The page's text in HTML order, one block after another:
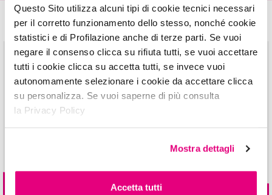
Questo Sito utilizza alcuni tipi di cookie tecnici necessari
per il corretto funzionamento dello stesso, nonché cookie
statistici e di Profilazione anche di terze parti. Se vuoi
negare il consenso clicca su rifiuta tutti, se vuoi accettare
tutti i cookie clicca su accetta tutti, se invece vuoi
autonomamente selezionare i cookie da accettare clicca
su personalizza. Se vuoi saperne di più consulta
la Privacy Policy
Mostra dettagli
Accetta tutti
risultato extra nero semplice e veloce da ottenere.
DENAT., GLYCERIN, XANTHAN GUM, PROPYLENE GLYCOL, DISODIUM DECETH-6
SULFOSUCCINATE, LAURETH-30, DIAZOLIDINYL UREA, SODIUM DEHYDROACETATE,
IODOPROPYNYL BUTYLCARBAMATE
INFO PACK E SMALTIMENTO:
FLACONE/BOTTLE: 7 – RACCOLTA PLASTICA
CAPSULA/CAP: 7 -RACCOLTA PLASTICA
VERIFICA LE DISPOSIZIONI DEL TUO COMUNE
SVUOTARE L’IMBALLAGGIO DAI RESIDUI PRIMA DI CONFERIRLO IN RACCOLTA
Prendiispirazione!
E questi? Provali, sono una bomba!
18 colori